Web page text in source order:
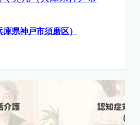
県神戸市須磨区）